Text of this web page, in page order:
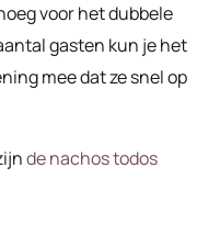
voor het dubbele
gasten kun je het
mee dat ze snel op
de nachos todos